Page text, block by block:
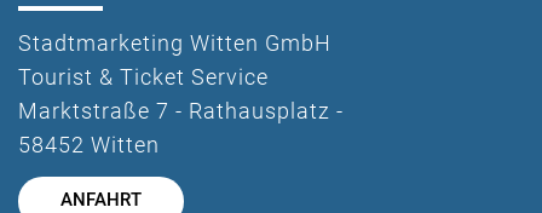
Stadtmarketing Witten GmbH
Tourist & Ticket Service
Marktstraße 7 - Rathausplatz -
58452 Witten
ANFAHRT